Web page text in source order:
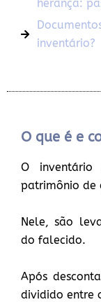
herança:
inventário?
O que é e
O
patrimônio de
Nele, são
do falecido.
Após
dividido entre